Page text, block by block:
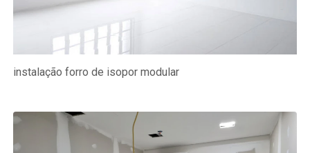
instalação forro de isopor modular